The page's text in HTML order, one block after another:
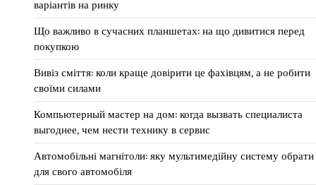
варіантів на ринку
Що важливо в сучасних планшетах: на що дивитися перед
покупкою
Вивіз сміття: коли краще довірити це фахівцям, а не робити
своїми силами
Компьютерный мастер на дом: когда вызвать специалиста
выгоднее, чем нести технику в сервис
Автомобільні магнітоли: яку мультимедійну систему обрати
для свого автомобіля